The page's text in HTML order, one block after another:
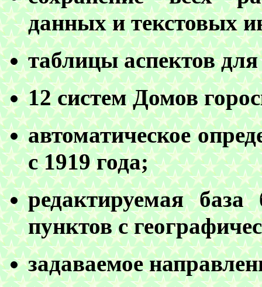
данных и текстовых
таблицы аспектов
12 систем Домов
автоматическое
с 1919 года;
редактируемая
пунктов с
задаваемое